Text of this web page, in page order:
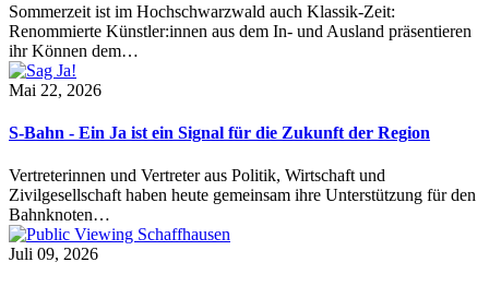
Sommerzeit ist im Hochschwarzwald auch Klassik-Zeit:
Renommierte Künstler:innen aus dem In- und Ausland präsentieren
ihr Können dem…
Mai 22, 2026
S-Bahn - Ein Ja ist ein Signal für die Zukunft der Region
Vertreterinnen und Vertreter aus Politik, Wirtschaft und
Zivilgesellschaft haben heute gemeinsam ihre Unterstützung für den
Bahnknoten…
Juli 09, 2026